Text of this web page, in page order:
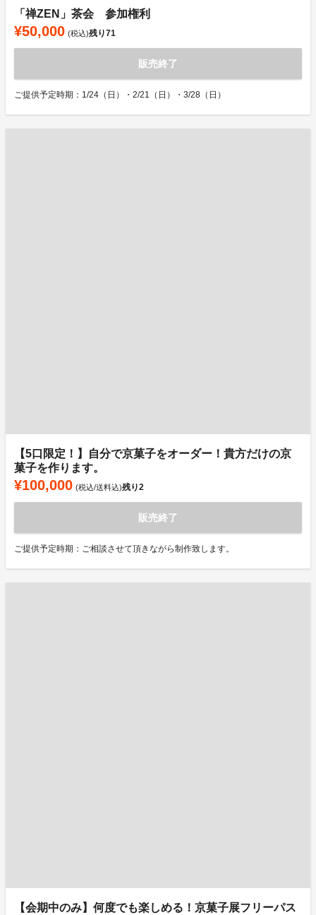
「禅ZEN」茶会 参加権利
¥50,000 (税込)残り71
販売終了
ご提供予定時期：1/24（日）・2/21（日）・3/28（日）
【5口限定！】自分で京菓子をオーダー！貴方だけの京
菓子を作ります。
¥100,000 (税込/送料込)残り2
販売終了
ご提供予定時期：ご相談させて頂きながら制作致します。
【会期中のみ】何度でも楽しめる！京菓子展フリーパス